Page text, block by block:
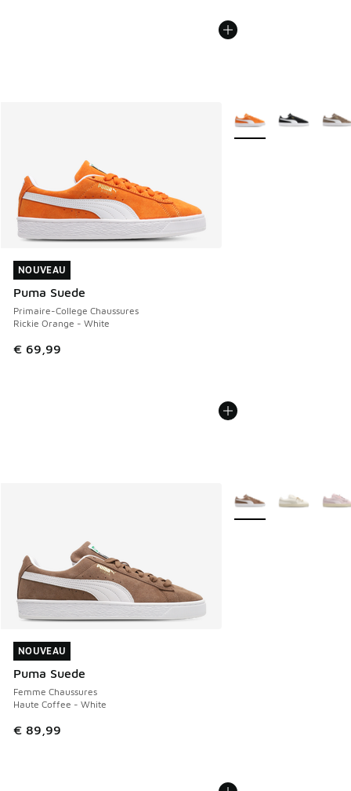
NOUVEAU
Puma Suede
Primaire-College Chaussures
Rickie Orange - White
€ 69,99
NOUVEAU
Plus de couleurs
NOUVEAU
Puma Suede
Femme Chaussures
Haute Coffee - White
€ 89,99
NOUVEAU
Plus de couleurs